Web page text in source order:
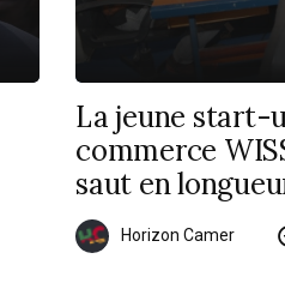
La jeune start-
commerce
saut en
Horizon Camer